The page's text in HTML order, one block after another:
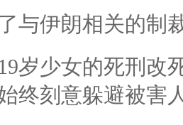
与伊朗相关的制
岁少女的死刑改
终刻意躲避被害